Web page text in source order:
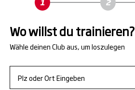
Wo willst du trainieren?
Wähle deinen Club aus, um loszulegen